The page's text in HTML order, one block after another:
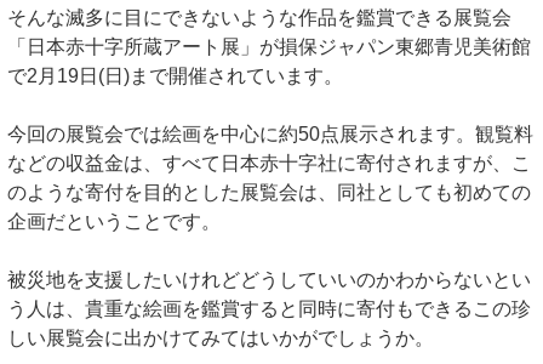
そんな滅多に目にできないような作品を鑑賞できる展覧会
「日本赤十字所蔵アート展」が損保ジャパン東郷青児美術館
で2月19日(日)まで開催されています。
今回の展覧会では絵画を中心に約50点展示されます。観覧料
などの収益金は、すべて日本赤十字社に寄付されますが、こ
のような寄付を目的とした展覧会は、同社としても初めての
企画だということです。
被災地を支援したいけれどどうしていいのかわからないとい
う人は、貴重な絵画を鑑賞すると同時に寄付もできるこの珍
しい展覧会に出かけてみてはいかがでしょうか。